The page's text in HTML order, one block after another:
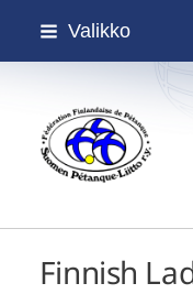
Siirry
Valikko
Suomen
Finnish